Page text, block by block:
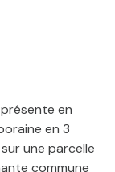
en
en 3
une parcelle
commune